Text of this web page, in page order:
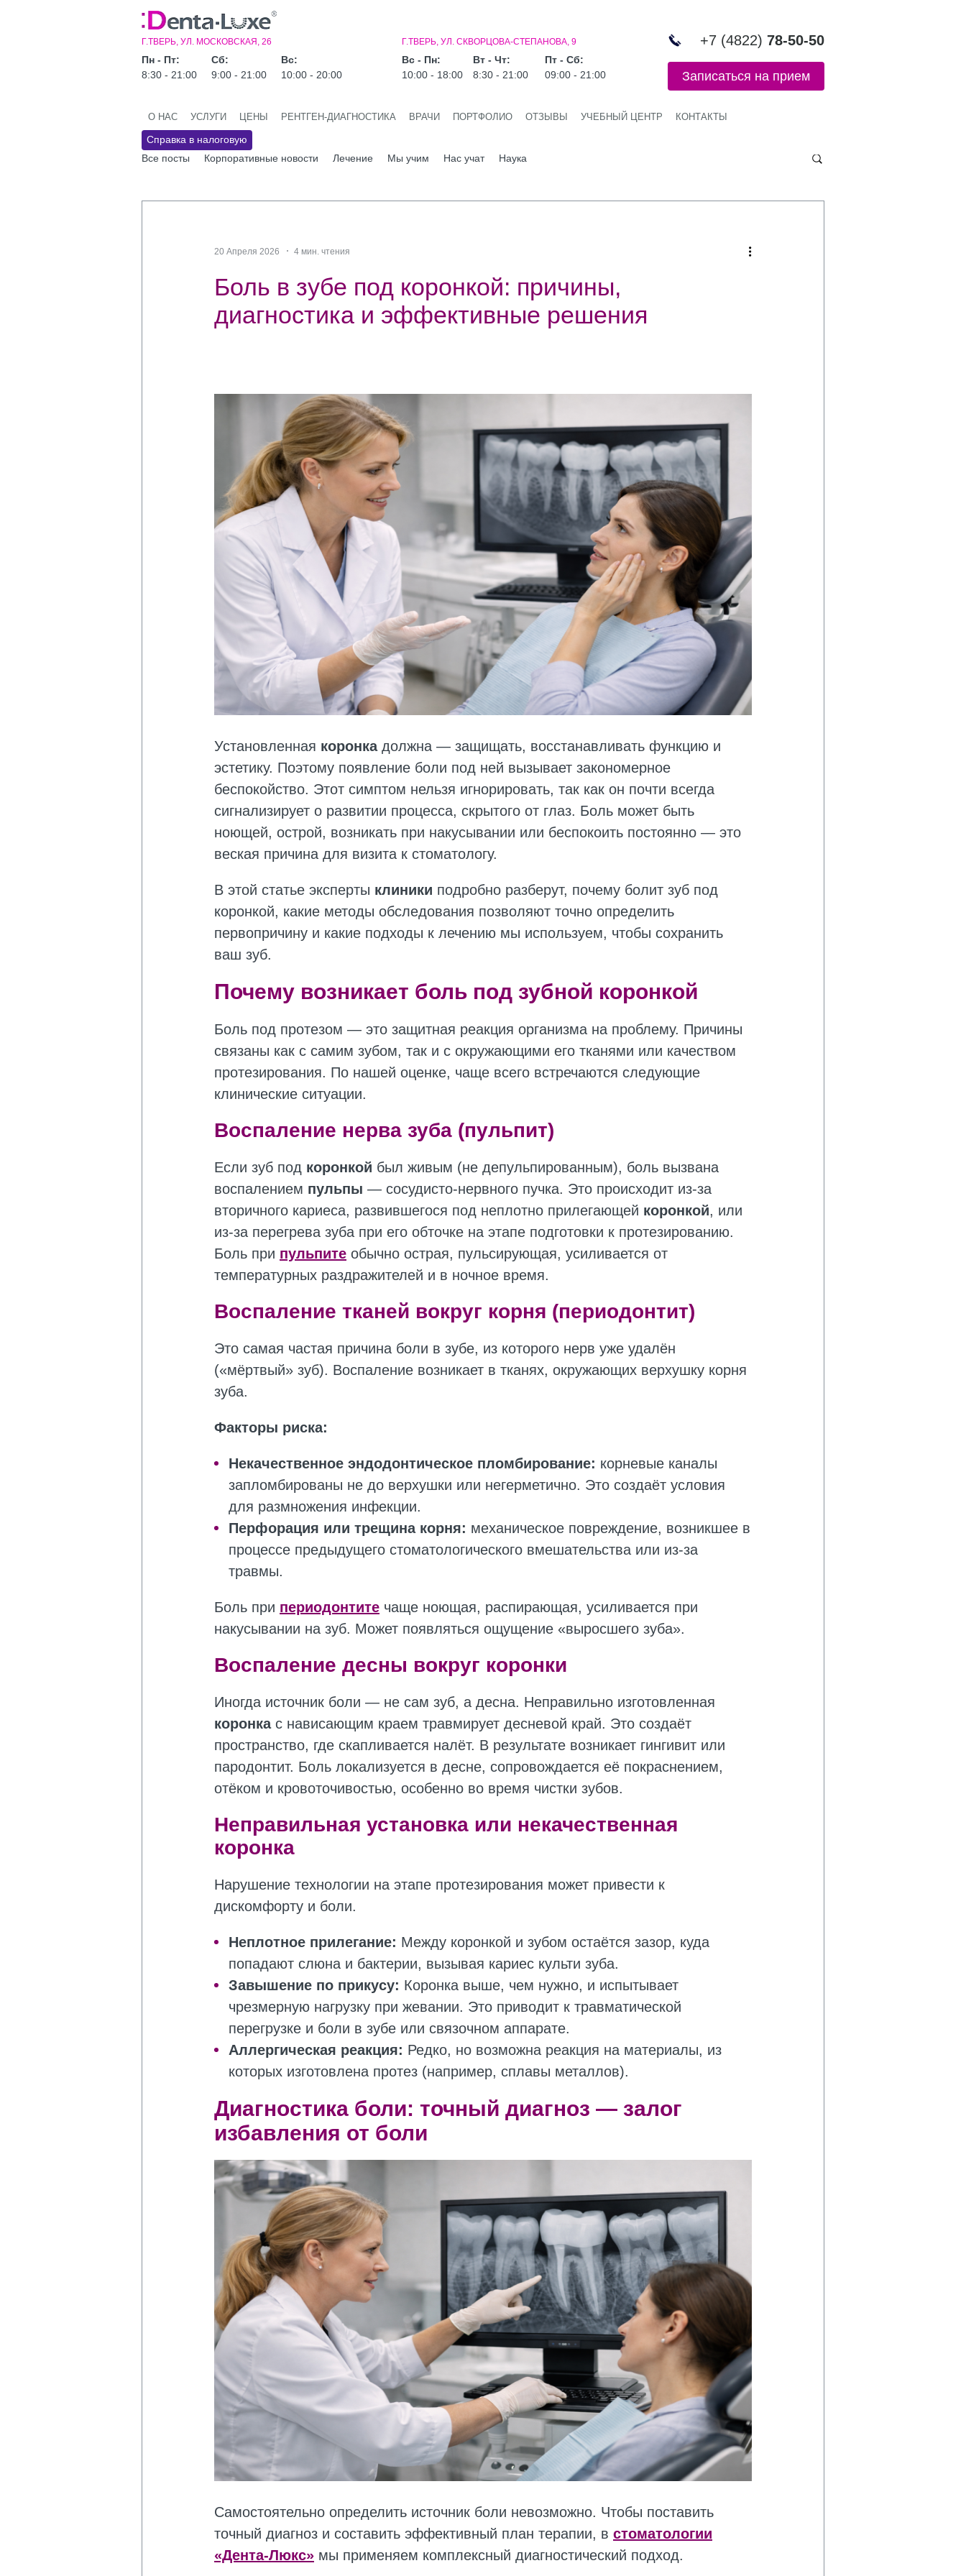
Г.ТВЕРЬ, УЛ. МОСКОВСКАЯ, 26
Пн - Пт:
8:30 - 21:00
Сб:
9:00 - 21:00
Вс:
10:00 - 20:00
Г.ТВЕРЬ, УЛ. СКВОРЦОВА-СТЕПАНОВА, 9
Вс - Пн:
10:00 - 18:00
Вт - Чт:
8:30 - 21:00
Пт - Сб:
09:00 - 21:00
+7 (4822) 78-50-50
Записаться на прием
О НАС УСЛУГИ ЦЕНЫ РЕНТГЕН-ДИАГНОСТИКА ВРАЧИ ПОРТФОЛИО ОТЗЫВЫ УЧЕБНЫЙ ЦЕНТР КОНТАКТЫ
Справка в налоговую
Все посты
Корпоративные новости Лечение Мы учим Нас учат Наука
20 Апреля 2026 4 мин. чтения
Боль в зубе под коронкой: причины,
диагностика и эффективные решения
Установленная коронкадолжна — защищать, восстанавливать функцию и
эстетику. Поэтому появление боли под ней вызывает закономерное
беспокойство. Этот симптом нельзя игнорировать, так как он почти всегда
сигнализирует о развитии процесса, скрытого от глаз. Боль может быть
ноющей, острой, возникать при накусывании или беспокоить постоянно — это
веская причина для визита к стоматологу.
В этой статье эксперты клиники подробно разберут, почему болит зуб под
коронкой, какие методы обследования позволяют точно определить
первопричину и какие подходы к лечению мы используем, чтобы сохранить
ваш зуб.
Почему возникает боль под зубной коронкой
Боль под протезом — это защитная реакция организма на проблему. Причины
связаны как с самим зубом, так и с окружающими его тканями или качеством
протезирования. По нашей оценке, чаще всего встречаются следующие
клинические ситуации.
Воспаление нерва зуба (пульпит)
Если зуб под коронкой был живым (не депульпированным), боль вызвана
воспалением пульпы — сосудисто-нервного пучка. Это происходит из-за
вторичного кариеса, развившегося под неплотно прилегающей коронкой, или
из-за перегрева зуба при его обточке на этапе подготовки к протезированию.
Боль при пульпите обычно острая, пульсирующая, усиливается от
температурных раздражителей и в ночное время.
Воспаление тканей вокруг корня (периодонтит)
Это самая частая причина боли в зубе, из которого нерв уже удалён
(«мёртвый» зуб). Воспаление возникает в тканях, окружающих верхушку корня
зуба.
Факторы риска:
Некачественное эндодонтическое пломбирование: корневые каналы
запломбированы не до верхушки или негерметично. Это создаёт условия
для размножения инфекции.
Перфорация или трещина корня: механическое повреждение, возникшее в
процессе предыдущего стоматологического вмешательства или из-за
травмы.
Боль при периодонтите чаще ноющая, распирающая, усиливается при
накусывании на зуб. Может появляться ощущение «выросшего зуба».
Воспаление десны вокруг коронки
Иногда источник боли — не сам зуб, а десна. Неправильно изготовленная
коронкас нависающим краем травмирует десневой край. Это создаёт
пространство, где скапливается налёт. В результате возникает гингивит или
пародонтит. Боль локализуется в десне, сопровождается её покраснением,
отёком и кровоточивостью, особенно во время чистки зубов.
Неправильная установка или некачественная
коронка
Нарушение технологии на этапе протезирования может привести к
дискомфорту и боли.
Неплотное прилегание: Между коронкой и зубом остаётся зазор, куда
попадают слюна и бактерии, вызывая кариес культи зуба.
Завышение по прикусу: Коронка выше, чем нужно, и испытывает
чрезмерную нагрузку при жевании. Это приводит к травматической
перегрузке и боли в зубе или связочном аппарате.
Аллергическая реакция: Редко, но возможна реакция на материалы, из
которых изготовлена протез (например, сплавы металлов).
Диагностика боли: точный диагноз — залог
избавления от боли
Самостоятельно определить источник боли невозможно. Чтобы поставить
точный диагноз и составить эффективный план терапии, в стоматологии
«Дента-Люкс» мы применяем комплексный диагностический подход.